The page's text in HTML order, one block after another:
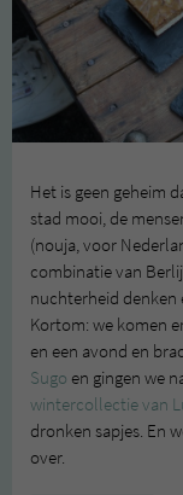
Het is geen geheim
stad mooi, de
(nouja, voor
combinatie van
nuchterheid denken
Kortom: we komen
en een avond en
Sugo en gingen we
wintercollectie van
dronken sapjes. En
over.